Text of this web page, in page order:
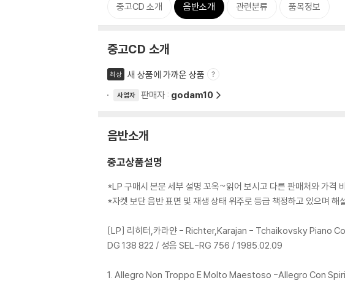
중고CD 소개 음반소개 관련분류 품목정보
중고CD 소개
최상 새 상품에 가까운 상품
사업자 판매자 : godam10
음반소개
중고상품설명
*LP 구매시 본문 세부 설명 꼬옥~읽어 보시고 다른 판매처와 가격
*자켓 보단 음반 표면 및 재생 상태 위주로 등급 책정하고 있으며
[LP] 리히터,카라얀 - Richter,Karajan - Tchaikovsky Piano
DG 138 822 / 성음 SEL-RG 756 / 1985.02.09
1. Allegro Non Troppo E Molto Maestoso -Allegro Con